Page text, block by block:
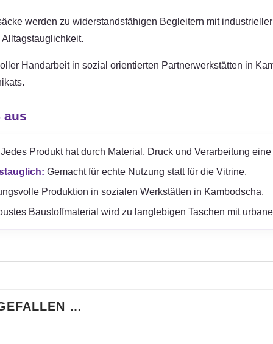
werden zu widerstandsfähigen Begleitern mit
Handarbeit in sozial orientierten Partnerwerkstätten in
aus
Jedes Produkt hat durch Material, Druck und Verarbeitung
Gemacht für echte Nutzung statt für die Vitrine.
Produktion in sozialen Werkstätten in Kambodscha.
Baustoffmaterial wird zu langlebigen Taschen mit
…